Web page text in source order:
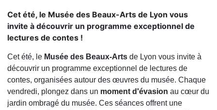
Cet été, le Musée des Beaux-Arts de Lyon vous
invite à découvrir un programme exceptionnel de
lectures de contes !
Cet été, le Musée des Beaux-Arts de Lyon vous invite à
découvrir un programme exceptionnel de lectures de
contes, organisées autour des œuvres du musée. Chaque
vendredi, plongez dans un moment d'évasion au cœur du
jardin ombragé du musée. Ces séances offrent une